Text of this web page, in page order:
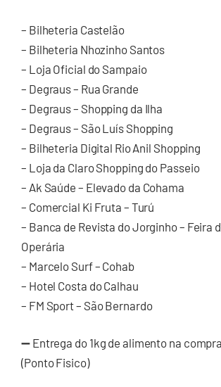
– Bilheteria Castelão
– Bilheteria Nhozinho Santos
– Loja Oficial do Sampaio
– Degraus – Rua Grande
– Degraus – Shopping da Ilha
– Degraus – São Luís Shopping
– Bilheteria Digital Rio Anil Shopping
– Loja da Claro Shopping do Passeio
– Ak Saúde – Elevado da Cohama
– Comercial Ki Fruta – Turú
– Banca de Revista do Jorginho – Feira
Operária
– Marcelo Surf – Cohab
– Hotel Costa do Calhau
– FM Sport – São Bernardo
➖ Entrega do 1kg de alimento na
(Ponto Fisico)